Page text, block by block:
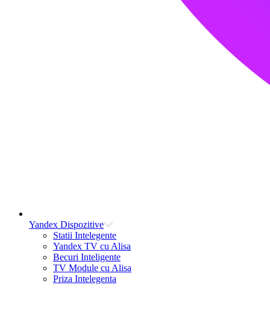
Yandex Dispozitive
Statii Intelegente
Yandex TV cu Alisa
Becuri Inteligente
TV Module cu Alisa
Priza Intelegenta